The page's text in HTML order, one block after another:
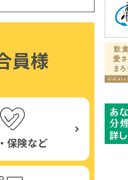
員様
保険など